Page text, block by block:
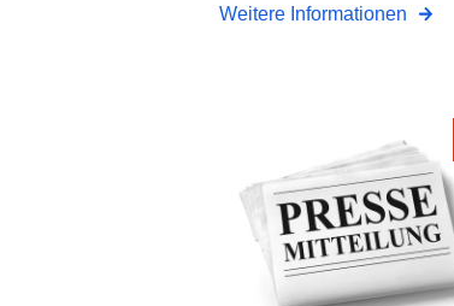
Weitere Informationen